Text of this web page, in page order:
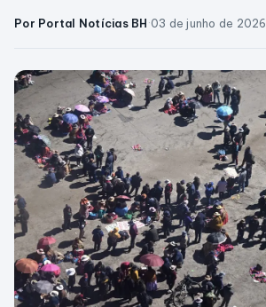
Por Portal Notícias BH·03 de junho de 2026